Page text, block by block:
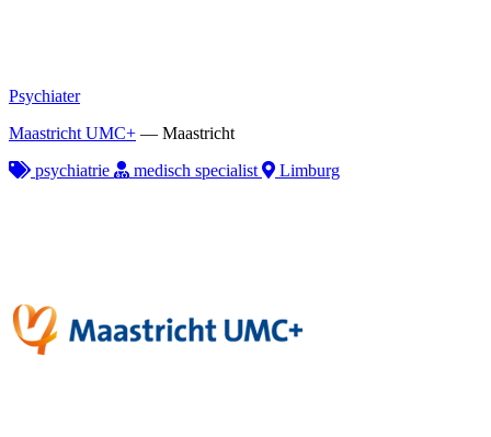
Psychiater
Maastricht UMC+ — Maastricht
psychiatrie
medisch specialist Limburg